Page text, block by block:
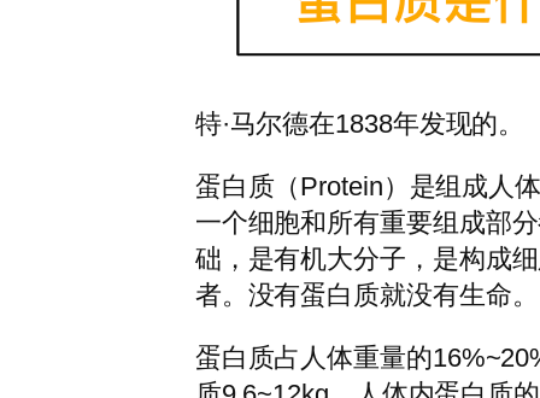
特·马尔德在1838年发现的。
蛋白质（Protein）是组成人
一个细胞和所有重要组成部
础，是有机大分子，是构成
者。没有蛋白质就没有生命。
蛋白质占人体重量的